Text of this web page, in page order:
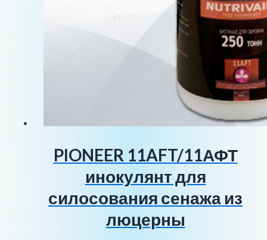
PIONEER 11AFT/11АФТ
инокулянт для
силосования сенажа из
люцерны